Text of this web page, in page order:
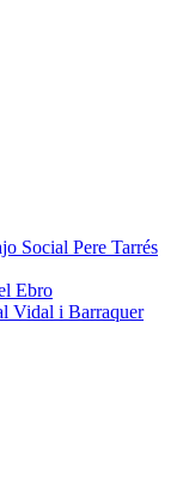
Social Pere Tarrés
Ebro
Vidal i Barraquer